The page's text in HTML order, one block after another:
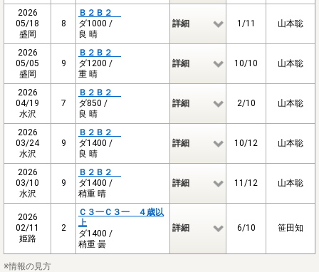
2026
05/18
盛岡
8
Ｂ２Ｂ２
ダ1000 /
良 晴
詳細 1/11 山本聡
2026
05/05
盛岡
9
Ｂ２Ｂ２
ダ1200 /
重 晴
詳細 10/10 山本聡
2026
04/19
水沢
7
Ｂ２Ｂ２
ダ850 /
良 晴
詳細 2/10 山本聡
2026
03/24
水沢
9
Ｂ２Ｂ２
ダ1400 /
良 晴
詳細 10/12 山本聡
2026
03/10
水沢
9
Ｂ２Ｂ２
ダ1400 /
稍重 晴
詳細 11/12 山本聡
2026
02/11
姫路
2
Ｃ３一Ｃ３一 ４歳以
上
ダ1400 /
稍重 曇
詳細 6/10 笹田知
※情報の見方